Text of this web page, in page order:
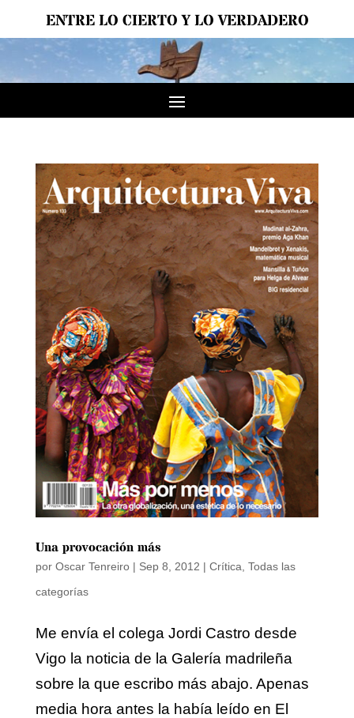
ENTRE LO CIERTO Y LO VERDADERO
Una provocación más
por Oscar Tenreiro| Sep 8, 2012 | Crítica Todas las
categorías
Me envía el colega Jordi Castro desde
Vigo la noticia de la Galería madrileña
sobre la que escribo más abajo. Apenas
media hora antes la había leído en El